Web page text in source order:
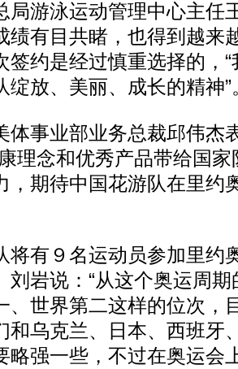
游泳运动管理中心主任
绩有目共睹，也得到越来
签约是经过慎重选择的，
绽放、美丽、成长的精神”
事业部业务总裁邱伟杰
理念和优秀产品带给国
，期待中国花游队在里约
有９名运动员参加里约
刘岩说：“从这个奥运周
、世界第二这样的位次，
和乌克兰、日本、西班牙
略强一些，不过在奥运会